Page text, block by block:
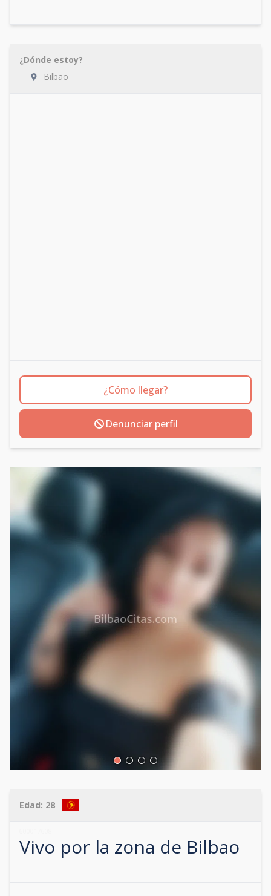
¿Dónde estoy?
Bilbao
¿Cómo llegar?
Denunciar perfil
Edad: 28
Vivo por la zona de Bilbao